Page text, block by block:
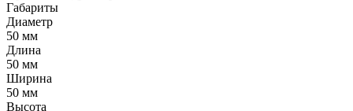
Габариты
Диаметр
50 мм
Длина
50 мм
Ширина
50 мм
Высота